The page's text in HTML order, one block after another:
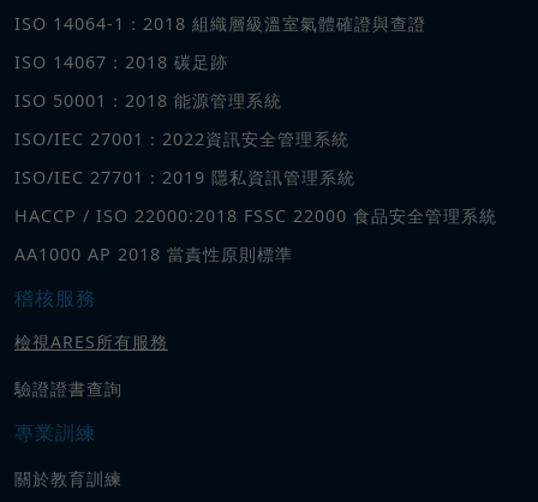
ISO 14064-1：2018 組織層級溫室氣體確證與查證
ISO 14067：2018 碳足跡
ISO 50001：2018 能源管理系統
ISO/IEC 27001：2022資訊安全管理系統
ISO/IEC 27701：2019 隱私資訊管理系統
HACCP / ISO 22000:2018 FSSC 22000 食品安全管理系統
AA1000 AP 2018 當責性原則標準
稽核服務
檢視ARES所有服務
驗證證書查詢
專業訓練
關於教育訓練